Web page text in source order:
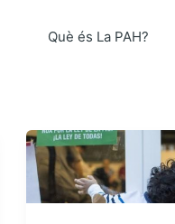
Què és La PAH?